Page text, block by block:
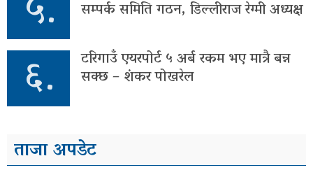
सम्पर्क समिति गठन, डिल्लीराज रेग्मी अध्यक्ष
६. टरिगाउँ एयरपोर्ट ५ अर्ब रकम भए मात्रै बन्न
सक्छ – शंकर पोखरेल
ताजा अपडेट